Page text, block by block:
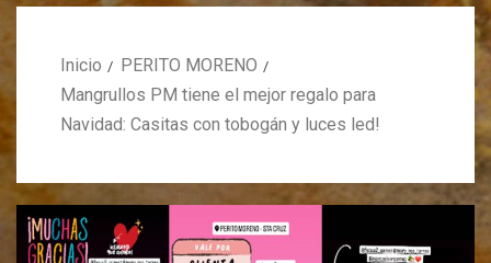
Inicio
PERITO MORENO
Mangrullos PM tiene el mejor regalo para
Navidad: Casitas con tobogán y luces led!